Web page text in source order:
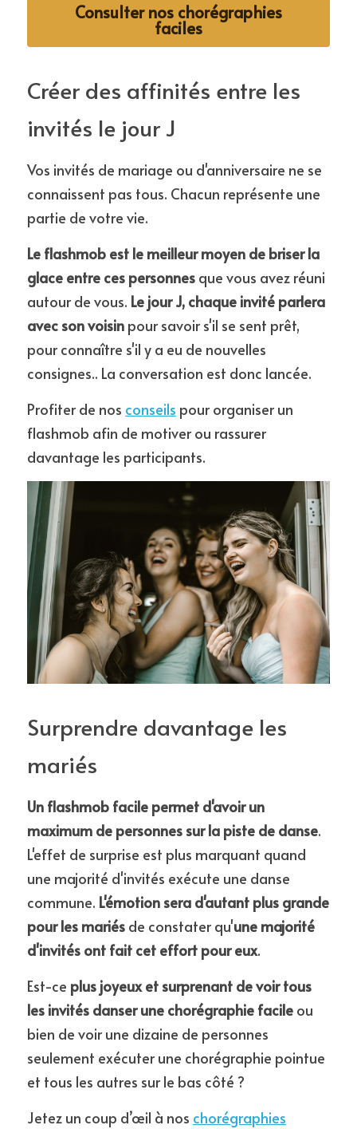
Consulter nos chorégraphies
faciles
Créer des affinités entre les
invités le jour J
Vos invités de mariage ou d'anniversaire ne se
connaissent pas tous. Chacun représente une
partie de votre vie.
Le flashmob est le meilleur moyen de briser la
glace entre ces personnes que vous avez réuni
autour de vous. Le jour J, chaque invité parlera
avec son voisin pour savoir s'il se sent prêt,
pour connaître s'il y a eu de nouvelles
consignes.. La conversation est donc lancée.
Profiter de nos conseils pour organiser un
flashmob afin de motiver ou rassurer
davantage les participants.
Surprendre davantage les
mariés
Un flashmob facile permet d'avoir un
maximum de personnes sur la piste de danse.
L'effet de surprise est plus marquant quand
une majorité d'invités exécute une danse
commune. L'émotion sera d'autant plus grande
pour les mariés de constater qu'une majorité
d'invités ont fait cet effort pour eux.
Est-ce plus joyeux et surprenant de voir tous
les invités danser une chorégraphie facile ou
bien de voir une dizaine de personnes
seulement exécuter une chorégraphie pointue
et tous les autres sur le bas côté ?
Jetez un coup d’œil à nos chorégraphies